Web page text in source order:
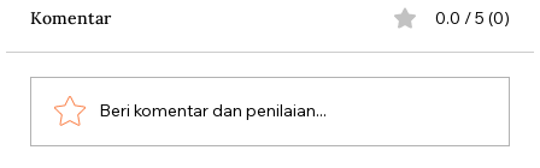
Aksi Koboi Jenderal Moestopo
Komentar 0.0 / 5 (0)
Beri komentar dan penilaian...